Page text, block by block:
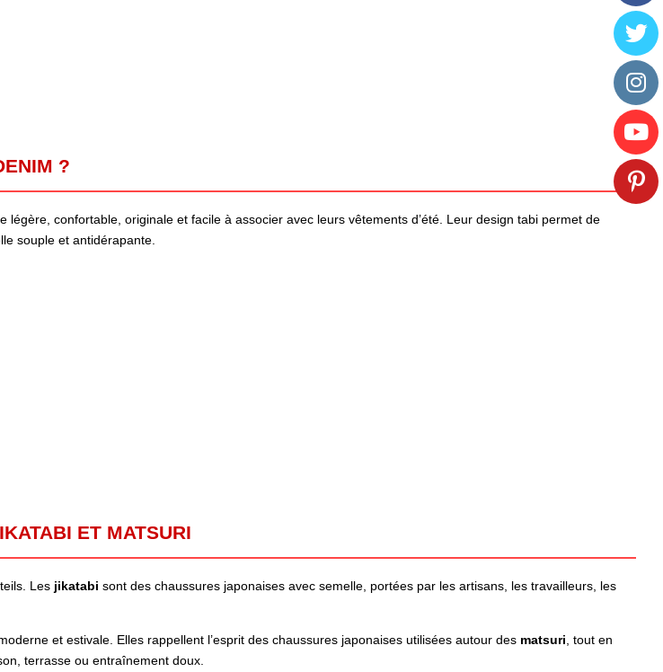
?
confortable, originale et facile à associer avec leurs vêtements d’été. Leur design tabi permet de
souple et antidérapante.
ET MATSURI
Les jikatabi sont des chaussures japonaises avec semelle, portées par les artisans, les travailleurs, les
et estivale. Elles rappellent l’esprit des chaussures japonaises utilisées autour des matsuri , tout en
terrasse ou entraînement doux.